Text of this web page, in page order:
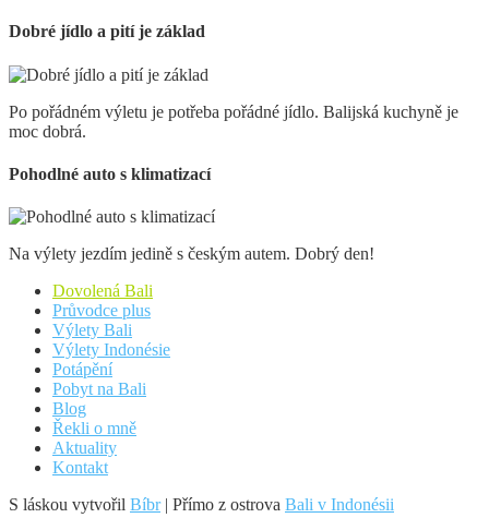
Dobré jídlo a pití je základ
Po pořádném výletu je potřeba pořádné jídlo. Balijská kuchyně je
moc dobrá.
Pohodlné auto s klimatizací
Na výlety jezdím jedině s českým autem. Dobrý den!
Dovolená Bali
Průvodce plus
Výlety Bali
Výlety Indonésie
Potápění
Pobyt na Bali
Blog
Řekli o mně
Aktuality
Kontakt
S láskou vytvořil Bíbr| Přímo z ostrova Bali v Indonésii